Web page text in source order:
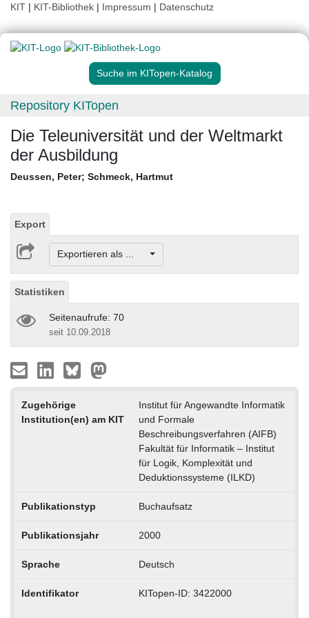
KIT | KIT-Bibliothek | Impressum | Datenschutz
Suche im KITopen-Katalog
Repository KITopen
Die Teleuniversität und der Weltmarkt
der Ausbildung
Deussen, Peter; Schmeck, Hartmut
Export
Exportieren als ...
Statistiken
Seitenaufrufe: 70
seit 10.09.2018
Zugehörige
Institution(en) am KIT
Institut für Angewandte Informatik
und Formale
Beschreibungsverfahren (AIFB)
Fakultät für Informatik – Institut
für Logik, Komplexität und
Deduktionssysteme (ILKD)
Publikationstyp Buchaufsatz
Publikationsjahr 2000
Sprache Deutsch
Identifikator KITopen-ID: 3422000